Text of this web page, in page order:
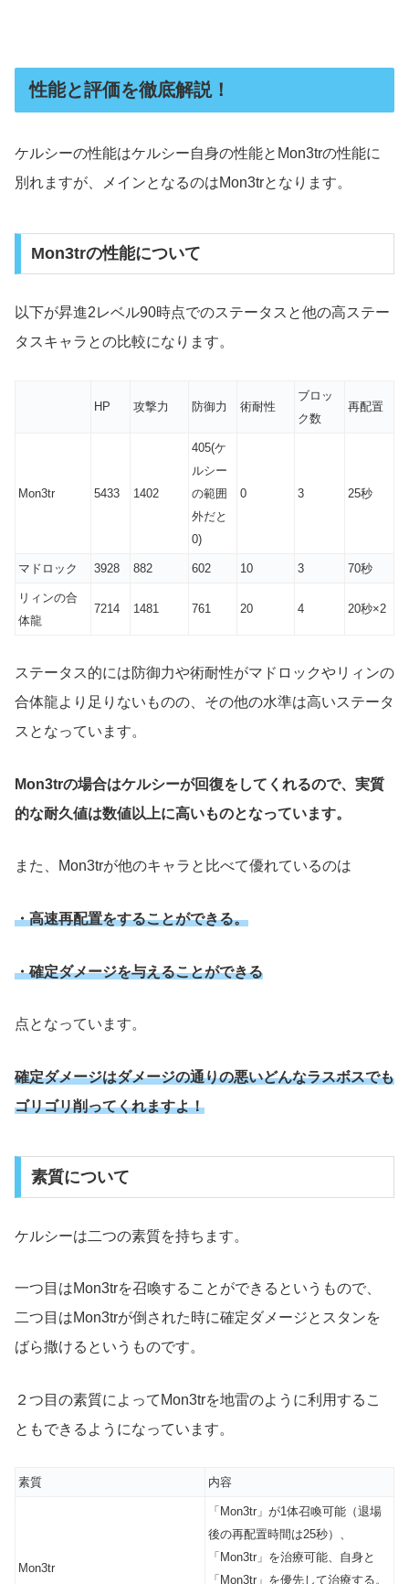
性能と評価を徹底解説！
ケルシーの性能はケルシー自身の性能とMon3trの性能に
別れますが、メインとなるのはMon3trとなります。
Mon3trの性能について
以下が昇進2レベル90時点でのステータスと他の高ステー
タスキャラとの比較になります。
HP 攻撃力 防御力 術耐性
ブロッ
ク数
再配置
Mon3tr 5433 1402
405(ケ
ルシー
の範囲
外だと
0)
0 3 25秒
マドロック 3928 882 602 10 3 70秒
リィンの合
体龍
7214 1481 761 20 4 20秒×2
ステータス的には防御力や術耐性がマドロックやリィンの
合体龍より足りないものの、その他の水準は高いステータ
スとなっています。
Mon3trの場合はケルシーが回復をしてくれるので、実質
的な耐久値は数値以上に高いものとなっています。
また、Mon3trが他のキャラと比べて優れているのは
・高速再配置をすることができる。
・確定ダメージを与えることができる
点となっています。
確定ダメージはダメージの通りの悪いどんなラスボスでも
ゴリゴリ削ってくれますよ！
素質について
ケルシーは二つの素質を持ちます。
一つ目はMon3trを召喚することができるというもので、
二つ目はMon3trが倒された時に確定ダメージとスタンを
ばら撒けるというものです。
２つ目の素質によってMon3trを地雷のように利用するこ
ともできるようになっています。
素質 内容
Mon3tr
「Mon3tr」が1体召喚可能（退場
後の再配置時間は25秒）、
「Mon3tr」を治療可能、自身と
「Mon3tr」を優先して治療する。